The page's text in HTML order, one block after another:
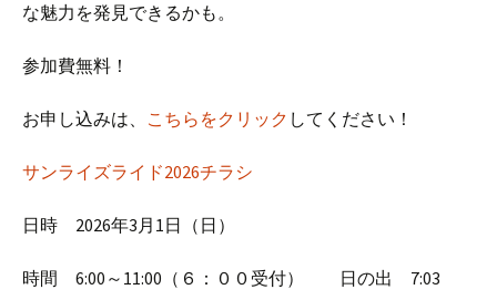
な魅力を発見できるかも。
参加費無料！
お申し込みは、 こちらをクリック してください！
サンライズライド2026チラシ
日時 2026年3月1日（日）
時間 6:00～11:00（６：００受付） 日の出 7:03